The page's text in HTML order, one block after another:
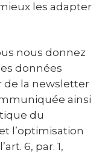
les adapter
nous donnez
données
de la newsletter
ainsi
du
l’optimisation
6, par. 1,